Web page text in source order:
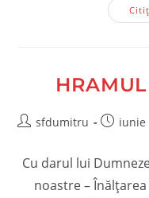
Postsfdumitru
Postiunie
Cu darul lui
noastre –